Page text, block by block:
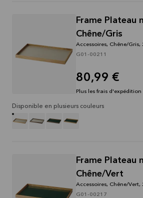
Frame Plateau
Chêne/Gris
Accessoires, Chêne/
G01-00211
80,99 €
Plus les frais d'expédition
Disponible en plusieurs couleurs
Frame Plateau
Chêne/Vert
Accessoires, Chêne/
G01-00217